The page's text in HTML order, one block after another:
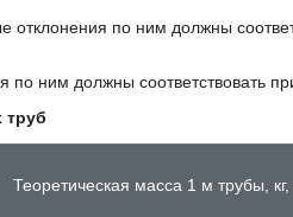
по ним должны
ним должны соответствовать
труб
Теоретическая масса 1 м трубы,